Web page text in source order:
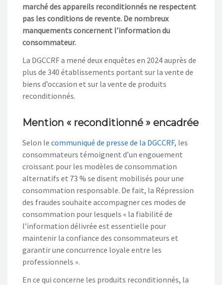
marché des appareils reconditionnés ne respectent
pas les conditions de revente. De nombreux
manquements concernent l’information du
consommateur.
La DGCCRF a mené deux enquêtes en 2024 auprès de
plus de 340 établissements portant sur la vente de
biens d’occasion et sur la vente de produits
reconditionnés.
Mention « reconditionné » encadrée
Selon le communiqué de presse de la DGCCRF, les
consommateurs témoignent d’un engouement
croissant pour les modèles de consommation
alternatifs et 73 % se disent mobilisés pour une
consommation responsable. De fait, la Répression
des fraudes souhaite accompagner ces modes de
consommation pour lesquels « la fiabilité de
l’information délivrée est essentielle pour
maintenir la confiance des consommateurs et
garantir une concurrence loyale entre les
professionnels ».
En ce qui concerne les produits reconditionnés, la